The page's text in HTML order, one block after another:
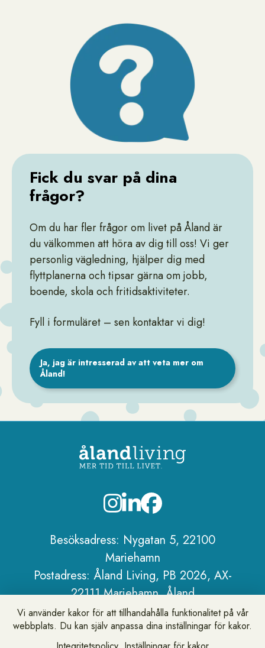
Fick du svar på dina
frågor?
Om du har fler frågor om livet på Åland är
du välkommen att höra av dig till oss! Vi ger
personlig vägledning, hjälper dig med
flyttplanerna och tipsar gärna om jobb,
boende, skola och fritidsaktiviteter.
Fyll i formuläret – sen kontaktar vi dig!
Ja, jag är intresserad av att veta mer om
Åland!
Besöksadress: Nygatan 5, 22100
Mariehamn
Postadress: Åland Living, PB 2026, AX-
22111 Mariehamn, Åland
Telefon:+358 18 25 101
E-post:info@alandliving.ax
Vi använder kakor för att tillhandahålla funktionalitet på vår
webbplats. Du kan själv anpassa dina inställningar för kakor.